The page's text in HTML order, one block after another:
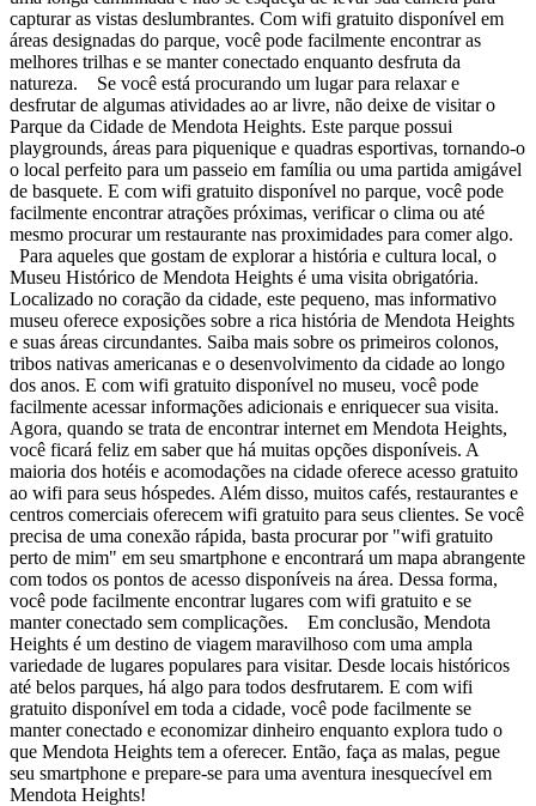
capturar as vistas deslumbrantes. Com wifi gratuito disponível em
áreas designadas do parque, você pode facilmente encontrar as
melhores trilhas e se manter conectado enquanto desfruta da
natureza. Se você está procurando um lugar para relaxar e
desfrutar de algumas atividades ao ar livre, não deixe de visitar o
Parque da Cidade de Mendota Heights. Este parque possui
playgrounds, áreas para piquenique e quadras esportivas, tornando-o
o local perfeito para um passeio em família ou uma partida amigável
de basquete. E com wifi gratuito disponível no parque, você pode
facilmente encontrar atrações próximas, verificar o clima ou até
mesmo procurar um restaurante nas proximidades para comer algo.
Para aqueles que gostam de explorar a história e cultura local, o
Museu Histórico de Mendota Heights é uma visita obrigatória.
Localizado no coração da cidade, este pequeno, mas informativo
museu oferece exposições sobre a rica história de Mendota Heights
e suas áreas circundantes. Saiba mais sobre os primeiros colonos,
tribos nativas americanas e o desenvolvimento da cidade ao longo
dos anos. E com wifi gratuito disponível no museu, você pode
facilmente acessar informações adicionais e enriquecer sua visita.
Agora, quando se trata de encontrar internet em Mendota Heights,
você ficará feliz em saber que há muitas opções disponíveis. A
maioria dos hotéis e acomodações na cidade oferece acesso gratuito
ao wifi para seus hóspedes. Além disso, muitos cafés, restaurantes e
centros comerciais oferecem wifi gratuito para seus clientes. Se você
precisa de uma conexão rápida, basta procurar por "wifi gratuito
perto de mim" em seu smartphone e encontrará um mapa abrangente
com todos os pontos de acesso disponíveis na área. Dessa forma,
você pode facilmente encontrar lugares com wifi gratuito e se
manter conectado sem complicações. Em conclusão, Mendota
Heights é um destino de viagem maravilhoso com uma ampla
variedade de lugares populares para visitar. Desde locais históricos
até belos parques, há algo para todos desfrutarem. E com wifi
gratuito disponível em toda a cidade, você pode facilmente se
manter conectado e economizar dinheiro enquanto explora tudo o
que Mendota Heights tem a oferecer. Então, faça as malas, pegue
seu smartphone e prepare-se para uma aventura inesquecível em
Mendota Heights!